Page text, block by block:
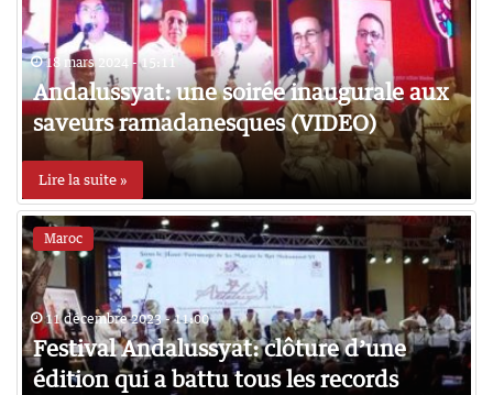
18 mars 2024 - 15:11
Andalussyat: une soirée inaugurale aux
saveurs ramadanesques (VIDEO)
Lire la suite »
Maroc
11 décembre 2023 - 11:00
Festival Andalussyat: clôture d’une
édition qui a battu tous les records